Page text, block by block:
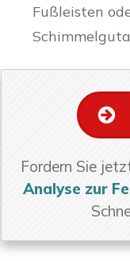
Fußleisten
Fordern Sie
Analyse zur